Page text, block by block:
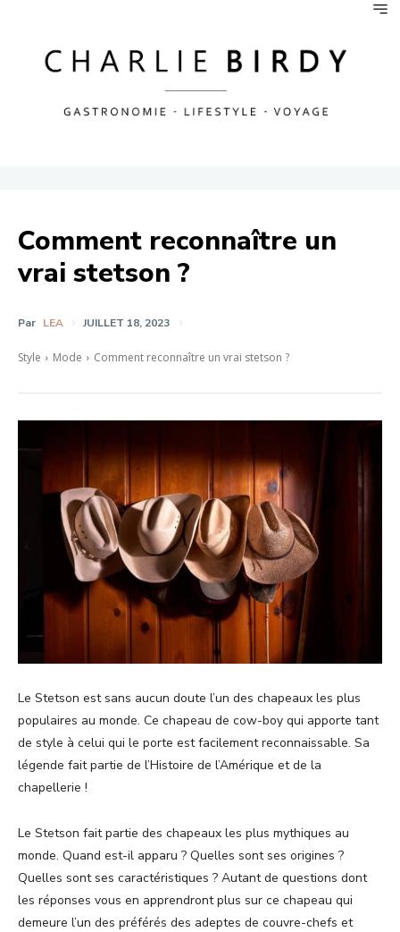
Comment reconnaître un
vrai stetson ?
Par LEA JUILLET 18, 2023
Style Mode Comment reconnaître un vrai stetson ?
Le Stetson est sans aucun doute l’un des chapeaux les plus
populaires au monde. Ce chapeau de cow-boy qui apporte tant
de style à celui qui le porte est facilement reconnaissable. Sa
légende fait partie de l’Histoire de l’Amérique et de la
chapellerie !
Le Stetson fait partie des chapeaux les plus mythiques au
monde. Quand est-il apparu ? Quelles sont ses origines ?
Quelles sont ses caractéristiques ? Autant de questions dont
les réponses vous en apprendront plus sur ce chapeau qui
demeure l’un des préférés des adeptes de couvre-chefs et